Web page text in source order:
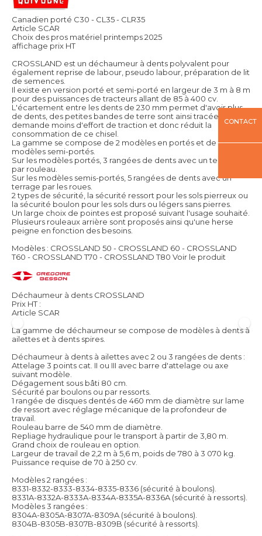
Canadien porté C30 - CL35 - CLR35
Article SCAR
Choix des pros matériel printemps 2025
affichage prix HT
CROSSLAND est un déchaumeur à dents polyvalent pour
également reprise de labour, pseudo labour, préparation de lit
de semences.
Il existe en version porté et semi-porté en largeur de 3 m à 8 m
pour des puissances de tracteurs allant de 85 à 400 cv.
L'écartement entre les dents de 230 mm permet d'avoir plus
de dents, des petites bandes de terre sont ainsi tracée ce qui
demande moins d'effort de traction et donc réduit la
consommation de ce chisel.
La gamme se compose de 2 modèles en portés et de 3
modèles semi-portés.
Sur les modèles portés, 3 rangées de dents avec un terrage
par rouleau.
Sur les modèles semis-portés, 5 rangées de dents avec un
terrage par les roues.
2 types de sécurité, la sécurité ressort pour les sols pierreux ou
la sécurité boulon pour les sols durs ou légers sans pierres.
Un large choix de pointes est proposé suivant l'usage souhaité.
Plusieurs rouleaux arrière sont proposés ainsi qu'une herse
peigne en fonction des besoins.
Modèles : CROSSLAND 50 - CROSSLAND 60 - CROSSLAND
T60 - CROSSLAND T70 - CROSSLAND T80 Voir le produit
Déchaumeur à dents CROSSLAND
Prix HT :
Article SCAR
La gamme de déchaumeur se compose de modèles à dents à
ailettes et à dents spires.
Déchaumeur à dents à ailettes avec 2 ou 3 rangées de dents :
Attelage 3 points cat. II ou III avec barre d'attelage ou axe
suivant modèle.
Dégagement sous bâti 80 cm.
Sécurité par boulons ou par ressorts.
1 rangée de disques dentés de 460 mm de diamètre sur lame
de ressort avec réglage mécanique de la profondeur de
travail.
Rouleau barre de 540 mm de diamètre.
Repliage hydraulique pour le transport à partir de 3,80 m.
Grand choix de rouleau en option.
Largeur de travail de 2,2 m à 5,6 m, poids de 780 à 3 070 kg.
Puissance requise de 70 à 250 cv.
Modèles 2 rangées :
8331-8332-8333-8334-8335-8336 (sécurité à boulons).
8331A-8332A-8333A-8334A-8335A-8336A (sécurité à ressorts).
Modèles 3 rangées :
8304A-8305A-8307A-8309A (sécurité à boulons).
8304B-8305B-8307B-8309B (sécurité à ressorts).
CONTACT